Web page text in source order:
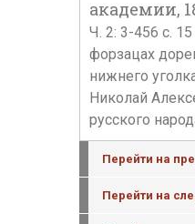
академии,
Ч. 2: 3-456 с.
форзацах
нижнего
Николай
русского
Перейти на
Перейти на